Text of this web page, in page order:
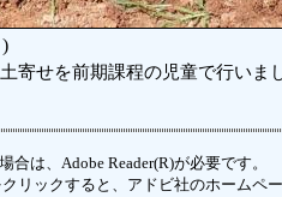
せを前期課程の児童で行いまし
は、Adobe Reader(R)が必要です。
リックすると、アドビ社のホームペ